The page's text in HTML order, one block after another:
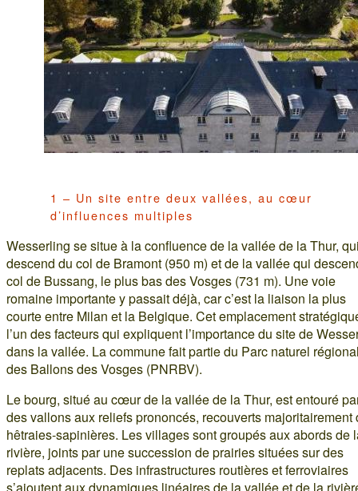
1 – Un site entre deux vallées, au cœur
d’influences multiples
Wesserling se situe à la confluence de la vallée de la Thur,
descend du col de Bramont (950 m) et de la vallée qui
col de Bussang, le plus bas des Vosges (731 m). Une voie
romaine importante y passait déjà, car c’est la liaison la plus
courte entre Milan et la Belgique. Cet emplacement
l’un des facteurs qui expliquent l’importance du site de
dans la vallée. La commune fait partie du Parc naturel
des Ballons des Vosges (PNRBV).
Le bourg, situé au cœur de la vallée de la Thur, est entouré
des vallons aux reliefs prononcés, recouverts majoritairement
hêtraies-sapinières. Les villages sont groupés aux abords de
rivière, joints par une succession de prairies situées sur des
replats adjacents. Des infrastructures routières et ferroviaires